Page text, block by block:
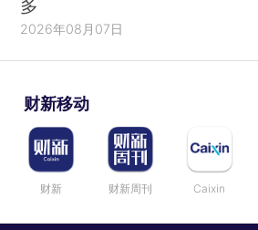
多
2026年08月07日
财新移动
财新 财新周刊 Caixin